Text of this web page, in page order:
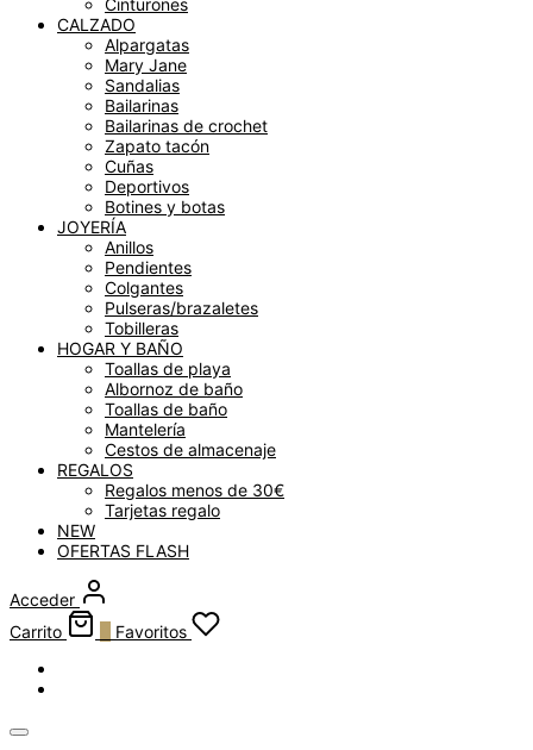
CALZADO
Alpargatas
Mary Jane
Sandalias
Bailarinas
Bailarinas de crochet
Zapato tacón
Cuñas
Deportivos
Botines y botas
JOYERÍA
Anillos
Pendientes
Colgantes
Pulseras/brazaletes
Tobilleras
HOGAR Y BAÑO
Toallas de playa
Albornoz de baño
Toallas de baño
Mantelería
Cestos de almacenaje
REGALOS
Regalos menos de 30€
Tarjetas regalo
NEW
OFERTAS FLASH
Acceder
Carrito
Favoritos